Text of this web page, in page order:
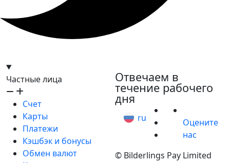
Частные лица
Счет
Карты
Платежи
Кэшбэк и бонусы
Обмен валют
Отвечаем в
течение рабочего
дня
ru
Оцените
нас
© Bilderlings Pay Limited